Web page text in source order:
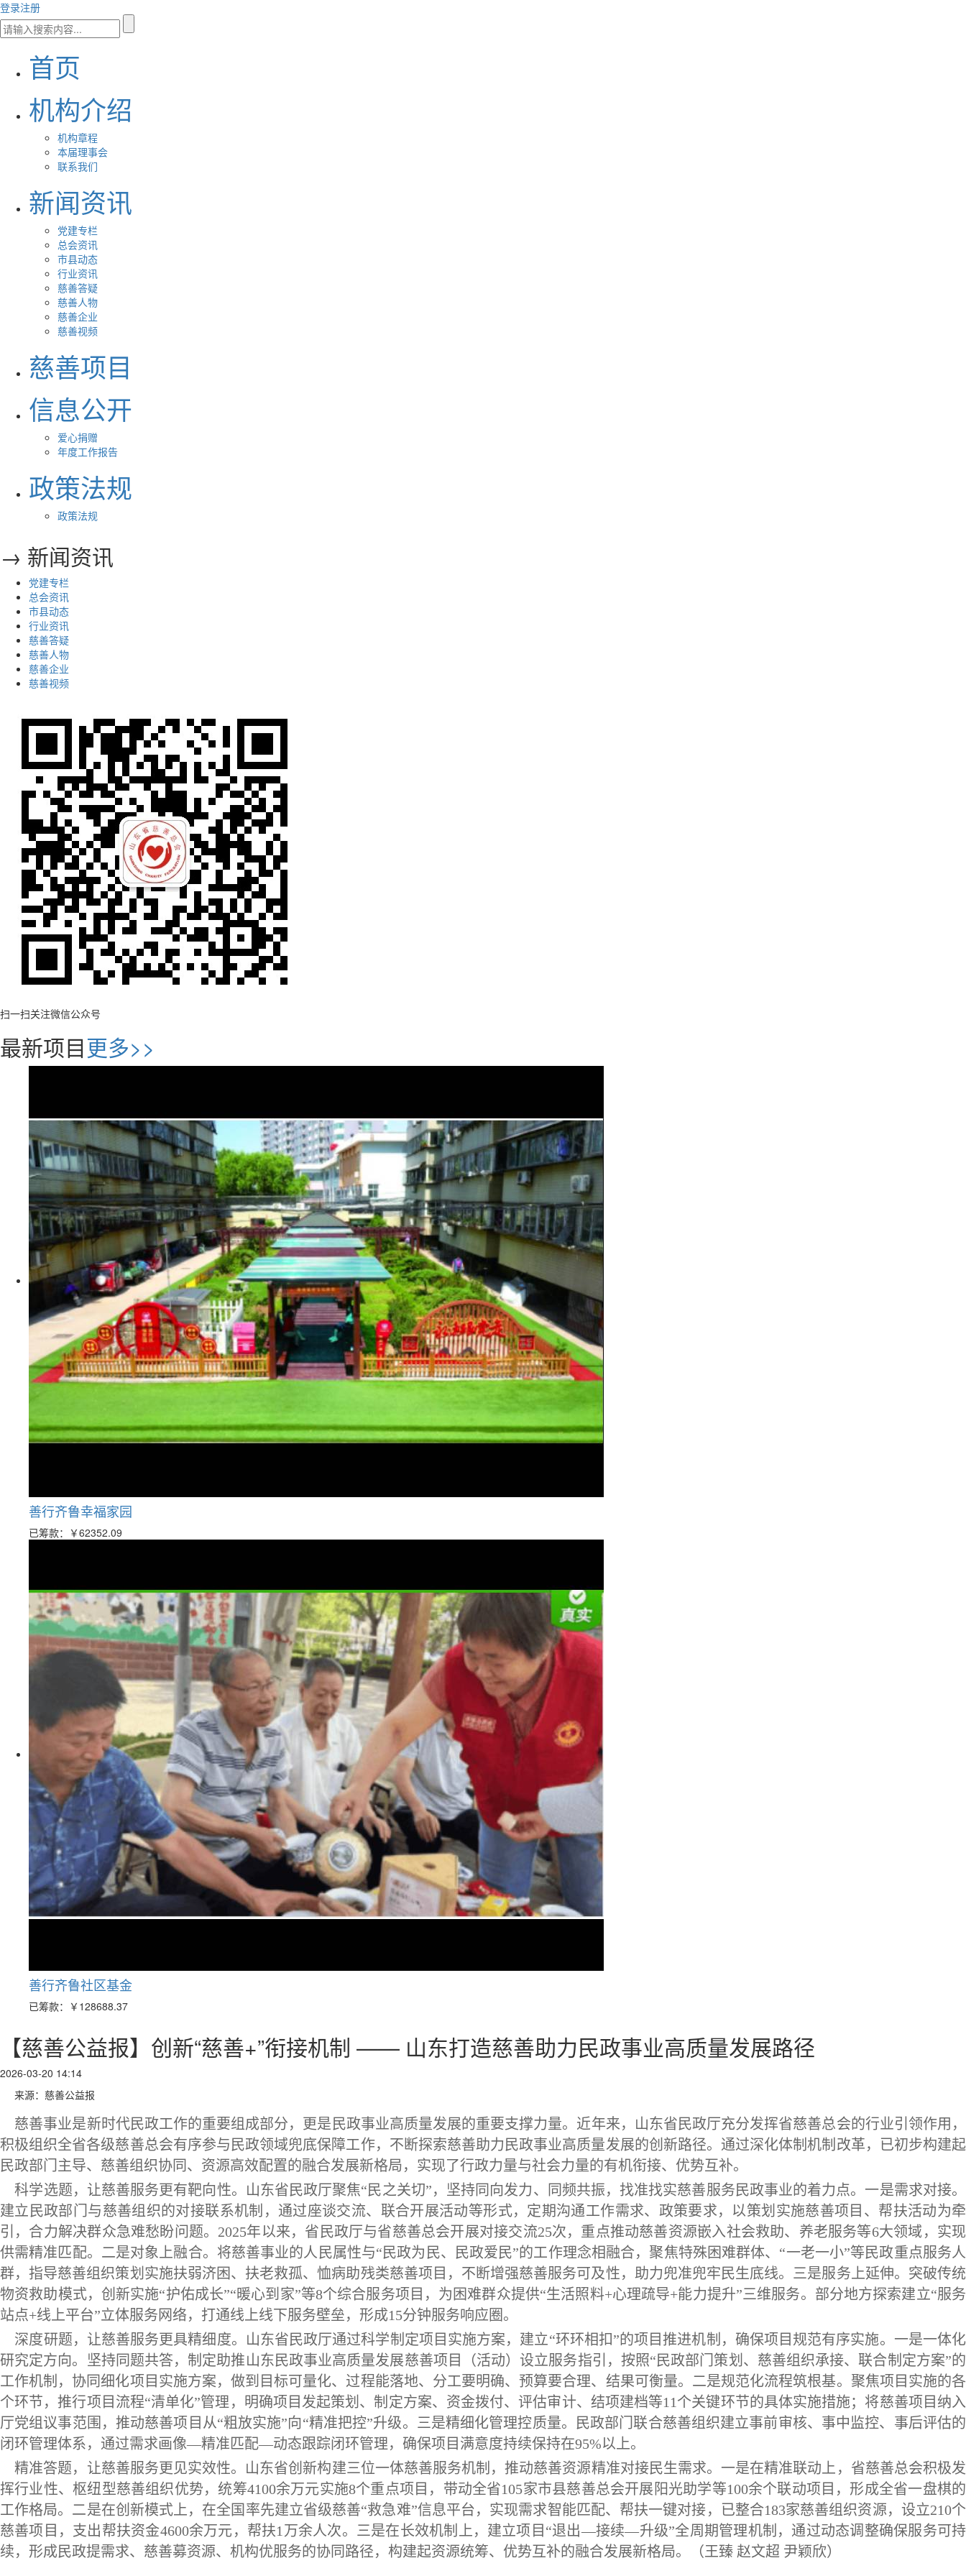
登录注册
首页
机构介绍
机构章程
本届理事会
联系我们
新闻资讯
党建专栏
总会资讯
市县动态
行业资讯
慈善答疑
慈善人物
慈善企业
慈善视频
慈善项目
信息公开
爱心捐赠
年度工作报告
政策法规
政策法规
→ 新闻资讯
党建专栏
总会资讯
市县动态
行业资讯
慈善答疑
慈善人物
慈善企业
慈善视频
扫一扫关注微信公众号
最新项目更多>>
善行齐鲁幸福家园
已筹款： ￥62352.09
善行齐鲁社区基金
已筹款： ￥128688.37
【慈善公益报】创新“慈善+”衔接机制 —— 山东打造慈善助力民政事业高质量发展路径
2026-03-20 14:14
来源：慈善公益报
慈善事业是新时代民政工作的重要组成部分，更是民政事业高质量发展的重要支撑力量。近年来，山东省民政厅充分发挥省慈善总会的行业引领作用，
积极组织全省各级慈善总会有序参与民政领域兜底保障工作，不断探索慈善助力民政事业高质量发展的创新路径。通过深化体制机制改革，已初步构建起
民政部门主导、慈善组织协同、资源高效配置的融合发展新格局，实现了行政力量与社会力量的有机衔接、优势互补。
科学选题，让慈善服务更有靶向性。山东省民政厅聚焦“民之关切”，坚持同向发力、同频共振，找准找实慈善服务民政事业的着力点。一是需求对接。
建立民政部门与慈善组织的对接联系机制，通过座谈交流、联合开展活动等形式，定期沟通工作需求、政策要求，以策划实施慈善项目、帮扶活动为牵
引，合力解决群众急难愁盼问题。2025年以来，省民政厅与省慈善总会开展对接交流25次，重点推动慈善资源嵌入社会救助、养老服务等6大领域，实现
供需精准匹配。二是对象上融合。将慈善事业的人民属性与“民政为民、民政爱民”的工作理念相融合，聚焦特殊困难群体、“一老一小”等民政重点服务人
群，指导慈善组织策划实施扶弱济困、扶老救孤、恤病助残类慈善项目，不断增强慈善服务可及性，助力兜准兜牢民生底线。三是服务上延伸。突破传统
物资救助模式，创新实施“护佑成长”“暖心到家”等8个综合服务项目，为困难群众提供“生活照料+心理疏导+能力提升”三维服务。部分地方探索建立“服务
站点+线上平台”立体服务网络，打通线上线下服务壁垒，形成15分钟服务响应圈。
深度研题，让慈善服务更具精细度。山东省民政厅通过科学制定项目实施方案，建立“环环相扣”的项目推进机制，确保项目规范有序实施。一是一体化
研究定方向。坚持同题共答，制定助推山东民政事业高质量发展慈善项目（活动）设立服务指引，按照“民政部门策划、慈善组织承接、联合制定方案”的
工作机制，协同细化项目实施方案，做到目标可量化、过程能落地、分工要明确、预算要合理、结果可衡量。二是规范化流程筑根基。聚焦项目实施的各
个环节，推行项目流程“清单化”管理，明确项目发起策划、制定方案、资金拨付、评估审计、结项建档等11个关键环节的具体实施措施；将慈善项目纳入
厅党组议事范围，推动慈善项目从“粗放实施”向“精准把控”升级。三是精细化管理控质量。民政部门联合慈善组织建立事前审核、事中监控、事后评估的
闭环管理体系，通过需求画像—精准匹配—动态跟踪闭环管理，确保项目满意度持续保持在95%以上。
精准答题，让慈善服务更见实效性。山东省创新构建三位一体慈善服务机制，推动慈善资源精准对接民生需求。一是在精准联动上，省慈善总会积极发
挥行业性、枢纽型慈善组织优势，统筹4100余万元实施8个重点项目，带动全省105家市县慈善总会开展阳光助学等100余个联动项目，形成全省一盘棋的
工作格局。二是在创新模式上，在全国率先建立省级慈善“救急难”信息平台，实现需求智能匹配、帮扶一键对接，已整合183家慈善组织资源，设立210个
慈善项目，支出帮扶资金4600余万元，帮扶1万余人次。三是在长效机制上，建立项目“退出—接续—升级”全周期管理机制，通过动态调整确保服务可持
续，形成民政提需求、慈善募资源、机构优服务的协同路径，构建起资源统筹、优势互补的融合发展新格局。
（王臻 赵文超 尹颖欣）